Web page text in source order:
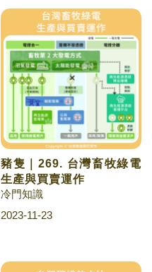
豬隻｜269. 台灣畜牧綠電
生產與買賣運作
冷門知識
2023-11-23